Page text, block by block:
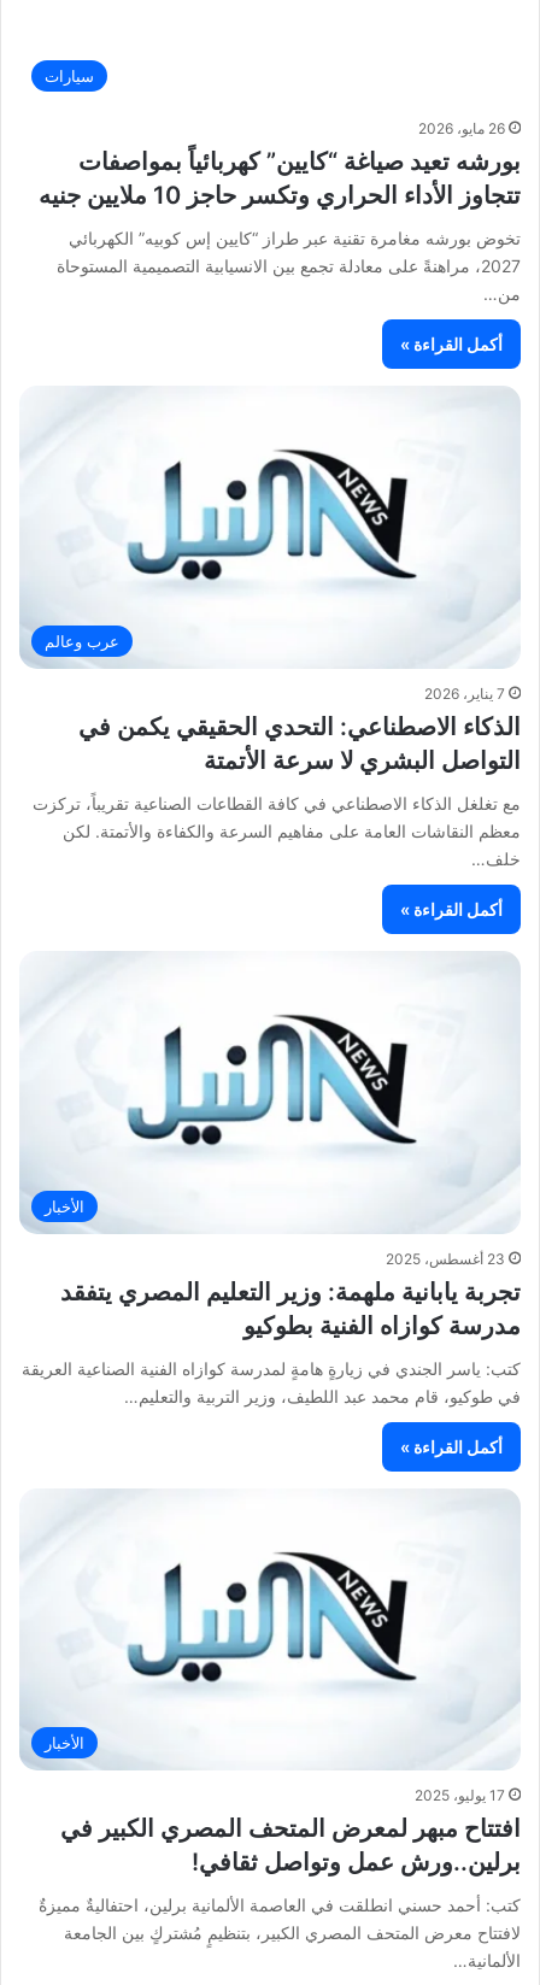
سيارات
26 مايو، 2026
بورشه تعيد صياغة “كايين” كهربائياً بمواصفات
تتجاوز الأداء الحراري وتكسر حاجز 10 ملايين جنيه
تخوض بورشه مغامرة تقنية عبر طراز “كايين إس كوبيه” الكهربائي
2027، مراهنةً على معادلة تجمع بين الانسيابية التصميمية المستوحاة
من…
أكمل القراءة »
عرب وعالم
7 يناير، 2026
الذكاء الاصطناعي: التحدي الحقيقي يكمن في
التواصل البشري لا سرعة الأتمتة
مع تغلغل الذكاء الاصطناعي في كافة القطاعات الصناعية تقريباً، تركزت
معظم النقاشات العامة على مفاهيم السرعة والكفاءة والأتمتة. لكن
خلف…
أكمل القراءة »
الأخبار
23 أغسطس، 2025
تجربة يابانية ملهمة: وزير التعليم المصري يتفقد
مدرسة كوازاه الفنية بطوكيو
كتب: ياسر الجندي في زيارةٍ هامةٍ لمدرسة كوازاه الفنية الصناعية العريقة
في طوكيو، قام محمد عبد اللطيف، وزير التربية والتعليم…
أكمل القراءة »
الأخبار
17 يوليو، 2025
افتتاح مبهر لمعرض المتحف المصري الكبير في
برلين..ورش عمل وتواصل ثقافي!
كتب: أحمد حسني انطلقت في العاصمة الألمانية برلين، احتفاليةٌ مميزةٌ
لافتتاح معرض المتحف المصري الكبير، بتنظيمٍ مُشتركٍ بين الجامعة
الألمانية…